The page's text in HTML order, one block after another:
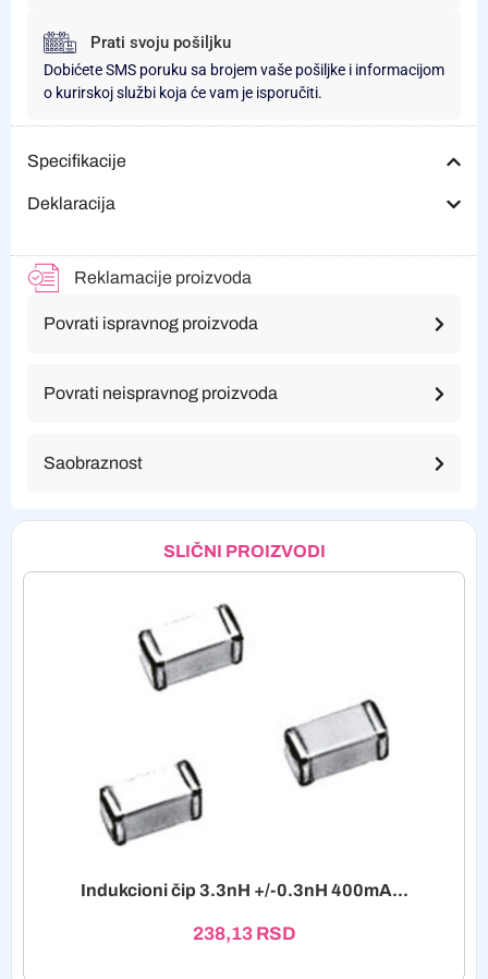
Prati svoju pošiljku
Dobićete SMS poruku sa brojem vaše pošiljke i informacijom
o kurirskoj službi koja će vam je isporučiti.
Specifikacije
Deklaracija
Reklamacije proizvoda
Povrati ispravnog proizvoda
Povrati neispravnog proizvoda
Saobraznost
SLIČNI PROIZVODI
Indukcioni čip 3.3nH +/-0.3nH 400mA...
238,13 RSD